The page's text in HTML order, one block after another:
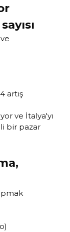
artış
ve İtalya'yı
bir pazar